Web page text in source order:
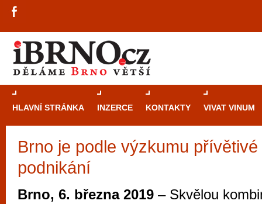
HLAVNÍ STRÁNKA INZERCE KONTAKTY VIVAT VINUM
Brno je podle výzkumu
podnikání
Brno, 6. března 2019 – Skvělou
Průvodce